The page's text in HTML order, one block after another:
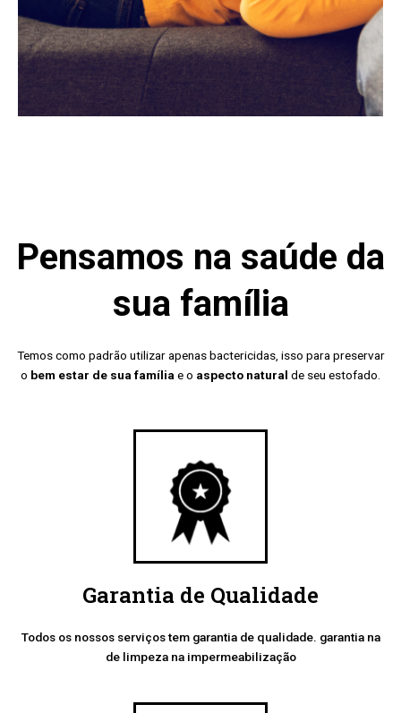
Pensamos na saúde da
sua família
Temos como padrão utilizar apenas bactericidas, isso para preservar
o bem estar de sua família e o aspecto natural de seu estofado.
Garantia de Qualidade
Todos os nossos serviços tem garantia de qualidade. garantia na
de limpeza na impermeabilização